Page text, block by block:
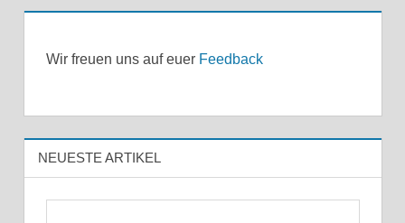
BERICHTE
QUICKBORN
HANSE
Wir freuen uns auf euer Feedback
NEUESTE ARTIKEL